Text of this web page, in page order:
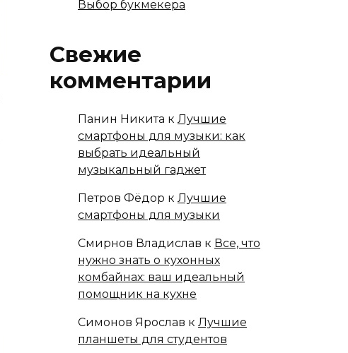
Выбор букмекера
Свежие
комментарии
Панин Никита к Лучшие
смартфоны для музыки: как
выбрать идеальный
музыкальный гаджет
Петров Фёдор к Лучшие
смартфоны для музыки
Смирнов Владислав к Все, что
нужно знать о кухонных
комбайнах: ваш идеальный
помощник на кухне
Симонов Ярослав к Лучшие
планшеты для студентов